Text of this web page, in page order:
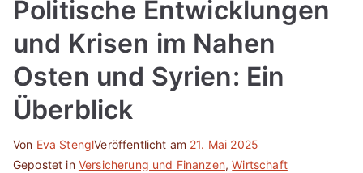
Politische Entwicklungen
und Krisen im Nahen
Osten und Syrien: Ein
Überblick
Von Eva StenglVeröffentlicht am 21. Mai 2025
Gepostet in Versicherung und Finanzen,Wirtschaft